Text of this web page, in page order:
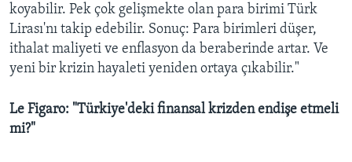
koyabilir. Pek çok gelişmekte olan para birimi Türk
Lirası'nı takip edebilir. Sonuç: Para birimleri düşer,
ithalat maliyeti ve enflasyon da beraberinde artar. Ve
yeni bir krizin hayaleti yeniden ortaya çıkabilir."
Le Figaro: "Türkiye'deki finansal krizden endişe etmeli
mi?"